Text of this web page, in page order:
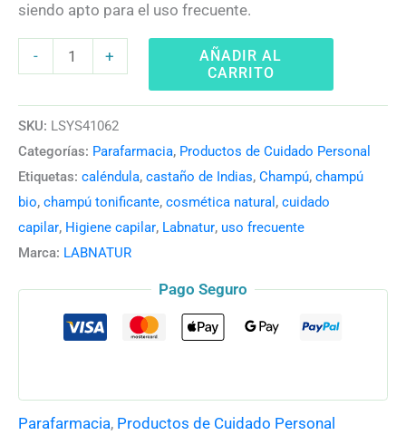
siendo apto para el uso frecuente.
- +
AÑADIR AL
CARRITO
SKU: LSYS41062
Categorías: Parafarmacia, Productos de Cuidado Personal
Etiquetas: caléndula, castaño de Indias, Champú, champú
bio, champú tonificante, cosmética natural , cuidado
capilar, Higiene capilar, Labnatur, uso frecuente
Marca: LABNATUR
Pago Seguro
Parafarmacia, Productos de Cuidado Personal